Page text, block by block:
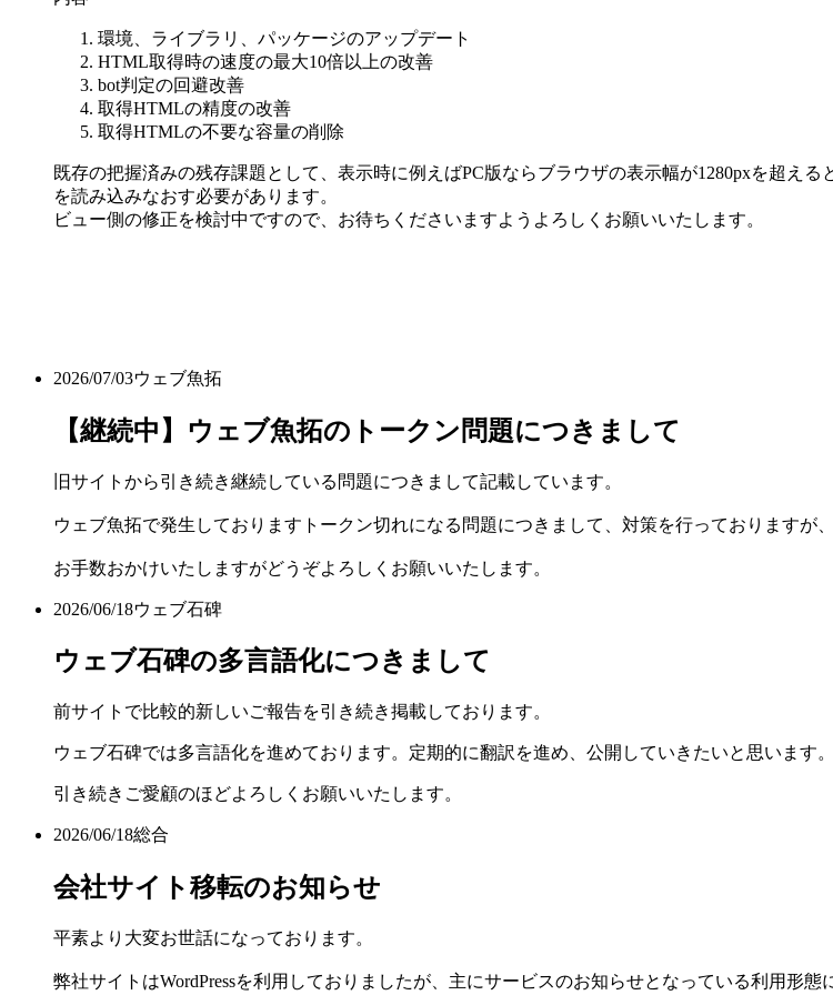
環境、ライブラリ、パッケージのアップデート
HTML取得時の速度の最大10倍以上の改善
bot判定の回避改善
取得HTMLの精度の改善
取得HTMLの不要な容量の削除
既存の把握済みの残存課題として、表示時に例えばPC版ならブラウザの表示幅が1280pxを超え
を読み込みなおす必要があります。
ビュー側の修正を検討中ですので、お待ちくださいますようよろしくお願いいたします。
2026/07/03ウェブ魚拓
【継続中】ウェブ魚拓のトークン問題につきまして
旧サイトから引き続き継続している問題につきまして記載しています。
ウェブ魚拓で発生しておりますトークン切れになる問題につきまして、対策を行っておりますが
お手数おかけいたしますがどうぞよろしくお願いいたします。
2026/06/18ウェブ石碑
ウェブ石碑の多言語化につきまして
前サイトで比較的新しいご報告を引き続き掲載しております。
ウェブ石碑では多言語化を進めております。定期的に翻訳を進め、公開していきたいと思います。
引き続きご愛顧のほどよろしくお願いいたします。
2026/06/18総合
会社サイト移転のお知らせ
平素より大変お世話になっております。
弊社サイトはWordPressを利用しておりましたが、主にサービスのお知らせとなっている利用形態